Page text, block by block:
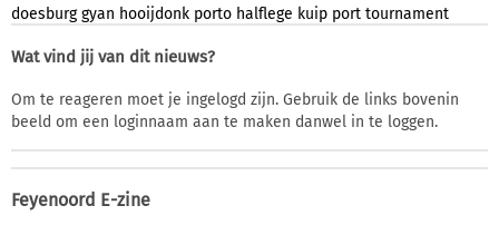
doesburg gyan hooijdonk porto halflege kuip port tournament
Wat vind jij van dit nieuws?
Om te reageren moet je ingelogd zijn. Gebruik de links bovenin
beeld om een loginnaam aan te maken danwel in te loggen.
Feyenoord E-zine